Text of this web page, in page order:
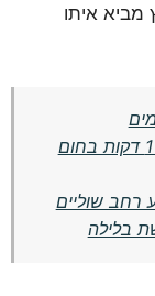
איתו
רחב שוליים
בלילה